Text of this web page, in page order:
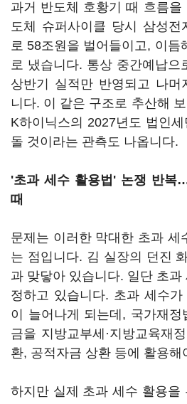
과거 반도체 호황기 때 흐름
도체 슈퍼사이클 당시 삼성전
로 58조원을 벌어들이고, 이듬
로 냈습니다. 통상 중간예납으
상반기 실적만 반영되고 나머
니다. 이 같은 구조로 추산해
K하이닉스의 2027년도 법인
돌 것이라는 관측도 나옵니다.
'초과 세수 활용법' 논쟁 반복
때
문제는 이러한 막대한 초과 세
는 점입니다. 김 실장의 던진
과 맞닿아 있습니다. 일단 초과
정하고 있습니다. 초과 세수
이 늘어나게 되는데, 국가재정
금을 지방교부세·지방교육재
환, 공적자금 상환 등에 활용
하지만 실제 초과 세수 활용을